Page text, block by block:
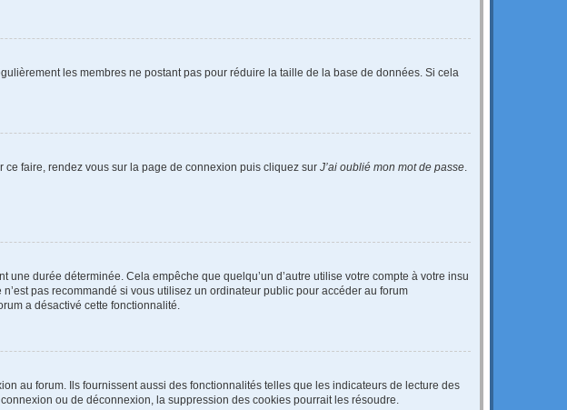
les membres ne postant pas pour réduire la taille de la base de données. Si cela
faire, rendez vous sur la page de connexion puis cliquez sur J’ai oublié mon mot de passe
durée déterminée. Cela empêche que quelqu’un d’autre utilise votre compte à votre insu
pas recommandé si vous utilisez un ordinateur public pour accéder au forum
a désactivé cette fonctionnalité.
au forum. Ils fournissent aussi des fonctionnalités telles que les indicateurs de lecture des
ou de déconnexion, la suppression des cookies pourrait les résoudre.